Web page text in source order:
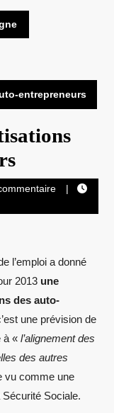
entrepreneurs
l’emploi a donné
2013 une
des auto-
une prévision de
à « l’alignement des
des autres
vu comme une
Sociale.